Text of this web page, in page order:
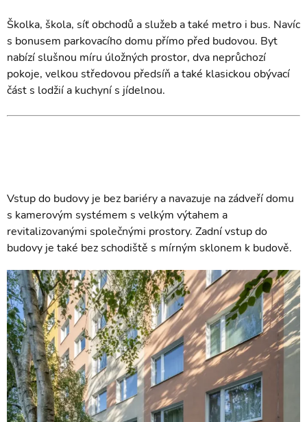
Školka, škola, síť obchodů a služeb a také metro i bus. Navíc
s bonusem parkovacího domu přímo před budovou. Byt
nabízí slušnou míru úložných prostor, dva neprůchozí
pokoje, velkou středovou předsíň a také klasickou obývací
část s lodžií a kuchyní s jídelnou.
Vstup do budovy je bez bariéry a navazuje na zádveří domu
s kamerovým systémem s velkým výtahem a
revitalizovanými společnými prostory. Zadní vstup do
budovy je také bez schodiště s mírným sklonem k budově.